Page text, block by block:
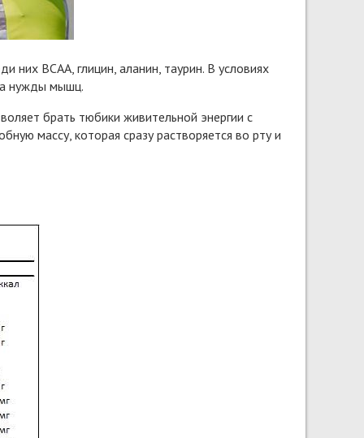
BCAA, глицин, аланин, таурин. В условиях
нужды мышц.
брать тюбики живительной энергии с
массу, которая сразу растворяется во рту и